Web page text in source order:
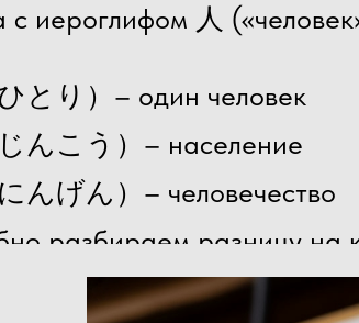
с иероглифом 人
とり）– один человек
んこう）– население
んげん）– человечество
разбираем разницу на
в реальных диалогах.